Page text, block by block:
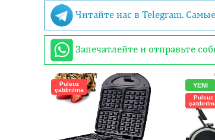
Читайте нас в Telegram.
Запечатлейте и отправьте